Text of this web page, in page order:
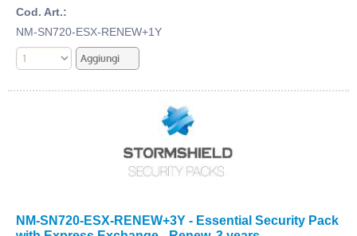
Cod. Art.:
NM-SN720-ESX-RENEW+1Y
NM-SN720-ESX-RENEW+3Y - Essential Security Pack